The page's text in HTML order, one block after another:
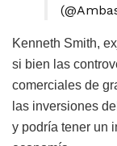
Kenneth Smith,
si bien las
comerciales de
las inversiones
y podría tener un